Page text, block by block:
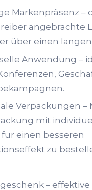
Markenpräsenz –
angebrachte
über einen
Anwendung –
Verpackungen –
mit
einen besseren
zu
–